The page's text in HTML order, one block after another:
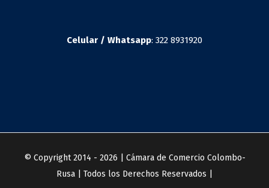
Celular / Whatsapp: 322 8931920
© Copyright 2014 - 2026 | Cámara de Comercio Colombo-
Rusa | Todos los Derechos Reservados |